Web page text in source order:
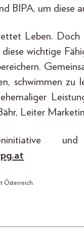
BIPA, um diese
Leben.
wichtige
schwimmen zu
Leiter
Österreich.